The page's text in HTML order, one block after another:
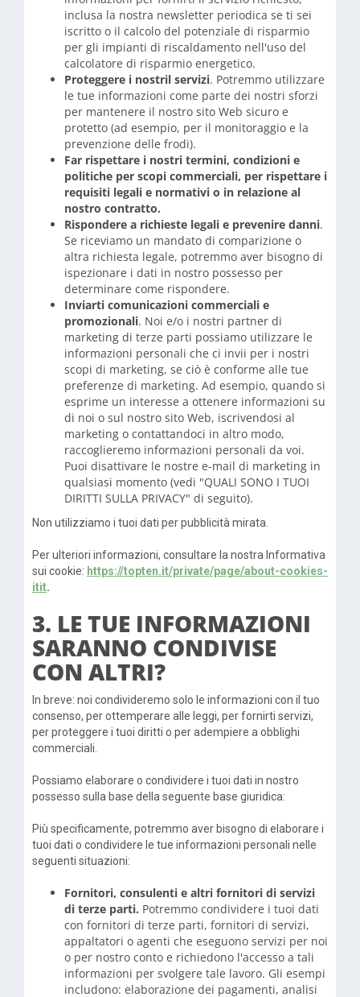
inclusa la nostra newsletter periodica se ti sei
iscritto o il calcolo del potenziale di risparmio
per gli impianti di riscaldamento nell'uso del
calcolatore di risparmio energetico.
Proteggere i nostril servizi. Potremmo utilizzare
le tue informazioni come parte dei nostri sforzi
per mantenere il nostro sito Web sicuro e
protetto (ad esempio, per il monitoraggio e la
prevenzione delle frodi).
Far rispettare i nostri termini, condizioni e
politiche per scopi commerciali, per rispettare i
requisiti legali e normativi o in relazione al
nostro contratto.
Rispondere a richieste legali e prevenire danni.
Se riceviamo un mandato di comparizione o
altra richiesta legale, potremmo aver bisogno di
ispezionare i dati in nostro possesso per
determinare come rispondere.
Inviarti comunicazioni commerciali e
promozionali. Noi e/o i nostri partner di
marketing di terze parti possiamo utilizzare le
informazioni personali che ci invii per i nostri
scopi di marketing, se ciò è conforme alle tue
preferenze di marketing. Ad esempio, quando si
esprime un interesse a ottenere informazioni su
di noi o sul nostro sito Web, iscrivendosi al
marketing o contattandoci in altro modo,
raccoglieremo informazioni personali da voi.
Puoi disattivare le nostre e-mail di marketing in
qualsiasi momento (vedi "QUALI SONO I TUOI
DIRITTI SULLA PRIVACY" di seguito).
Non utilizziamo i tuoi dati per pubblicità mirata.
Per ulteriori informazioni, consultare la nostra Informativa
sui cookie: https://topten.it/private/page/about-cookies-
itit.
3. LE TUE INFORMAZIONI
SARANNO CONDIVISE
CON ALTRI?
In breve: noi condivideremo solo le informazioni con il tuo
consenso, per ottemperare alle leggi, per fornirti servizi,
per proteggere i tuoi diritti o per adempiere a obblighi
commerciali.
Possiamo elaborare o condividere i tuoi dati in nostro
possesso sulla base della seguente base giuridica:
Più specificamente, potremmo aver bisogno di elaborare i
tuoi dati o condividere le tue informazioni personali nelle
seguenti situazioni:
Fornitori, consulenti e altri fornitori di servizi
di terze parti. Potremmo condividere i tuoi dati
con fornitori di terze parti, fornitori di servizi,
appaltatori o agenti che eseguono servizi per noi
o per nostro conto e richiedono l'accesso a tali
informazioni per svolgere tale lavoro. Gli esempi
includono: elaborazione dei pagamenti, analisi